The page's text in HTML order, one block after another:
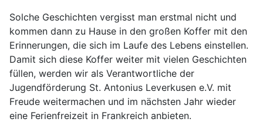
Solche Geschichten vergisst man erstmal nicht und
kommen dann zu Hause in den großen Koffer mit den
Erinnerungen, die sich im Laufe des Lebens einstellen.
Damit sich diese Koffer weiter mit vielen Geschichten
füllen, werden wir als Verantwortliche der
Jugendförderung St. Antonius Leverkusen e.V. mit
Freude weitermachen und im nächsten Jahr wieder
eine Ferienfreizeit in Frankreich anbieten.